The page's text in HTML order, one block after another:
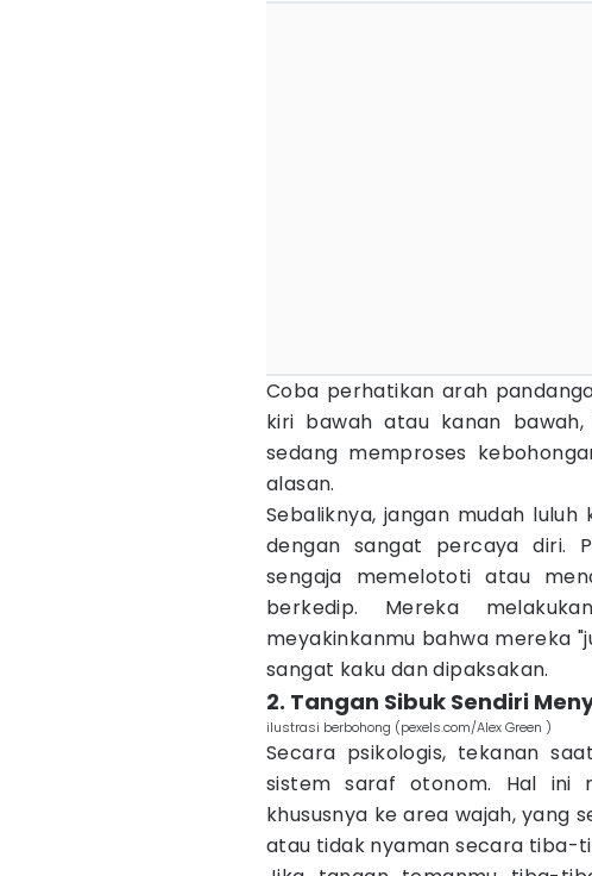
Coba perhatikan arah
kiri bawah atau kanan
sedang memproses
alasan.
Sebaliknya, jangan mudah
dengan sangat percaya diri.
sengaja memelototi atau
berkedip. Mereka
meyakinkanmu bahwa mereka
sangat kaku dan dipaksakan.
2. Tangan Sibuk Sendiri
ilustrasi berbohong (pexels.com/Alex Green )
Secara psikologis, tekanan
sistem saraf otonom. Hal ini
khususnya ke area wajah, yang
atau tidak nyaman secara tiba-